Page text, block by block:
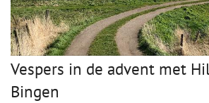
Vespers in de advent met
Bingen